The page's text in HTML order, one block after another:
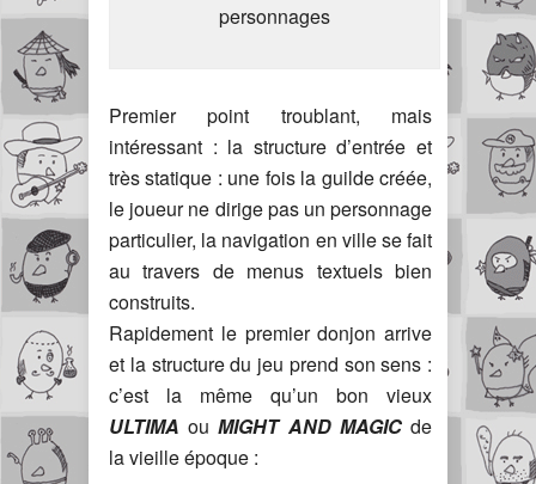
personnages
Premier point troublant, mais
intéressant : la structure d’entrée et
très statique : une fois la guilde créée,
le joueur ne dirige pas un personnage
particulier, la navigation en ville se fait
au travers de menus textuels bien
construits.
Rapidement le premier donjon arrive
et la structure du jeu prend son sens :
c’est la même qu’un bon vieux
ULTIMA ouMIGHT AND MAGICde
la vieille époque :